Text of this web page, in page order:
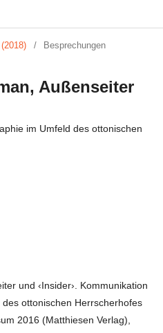
/ Besprechungen
Außenseiter
im Umfeld des ottonischen
und ‹Insider›. Kommunikation
ottonischen Herrscherhofes
2016 (Matthiesen Verlag),